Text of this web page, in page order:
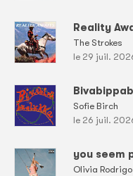
Reality
The Strokes
le 29 juil.
Sofie Birch
le 26 juil.
you seem
Olivia Rodrigo